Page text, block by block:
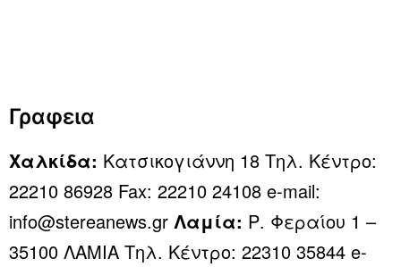
Γραφεια
Χαλκίδα: Κατσικογιάννη 18 Τηλ. Κέντρο:
22210 86928 Fax: 22210 24108 e-mail:
info@stereanews.gr Λαμία: Ρ. Φεραίου 1 –
35100 ΛΑΜΙΑ Τηλ. Κέντρο: 22310 35844 e-